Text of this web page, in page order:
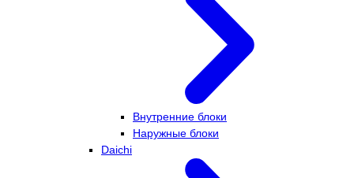
Внутренние блоки
Наружные блоки
Daichi